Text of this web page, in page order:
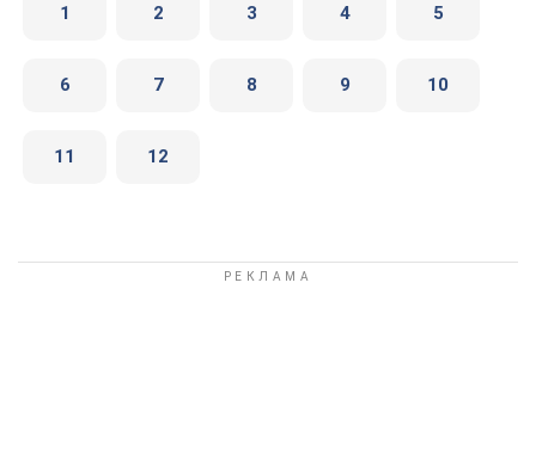
1 2 3 4 5
6 7 8 9 10
11 12